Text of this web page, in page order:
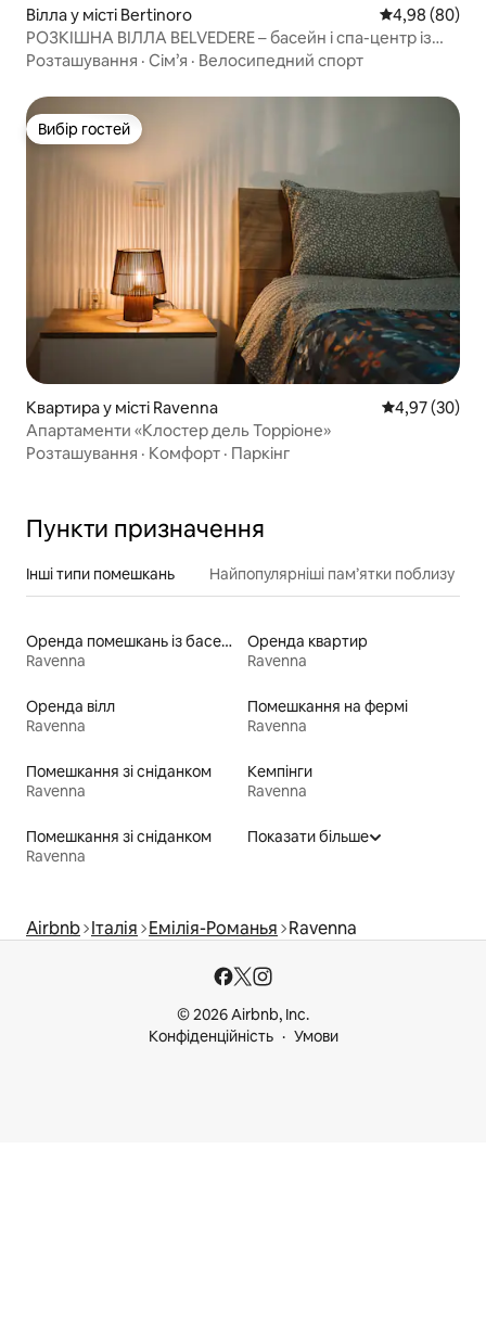
Вілла у місті Bertinoro Середня
4,98 (80)
РОЗКІШНА ВІЛЛА BELVEDERE – басейн і спа-центр із
видом на море
Розташування · Сім’я · Велосипедний спорт
Вибір гостей
Вибір гостей
Квартира у місті Ravenna Середня
4,97 (30)
Апартаменти «Клостер дель Торріоне»
Розташування · Комфорт · Паркінг
Пункти призначення
Інші типи помешкань Найпопулярніші пам’ятки поблизу
Оренда помешкань із басейном
Ravenna
Оренда квартир
Ravenna
Оренда вілл
Ravenna
Помешкання на фермі
Ravenna
Помешкання зі сніданком
Ravenna
Кемпінги
Ravenna
Помешкання зі сніданком
Ravenna
Показати більше
Airbnb Італія Емілія-Романья Ravenna
© 2026 Airbnb, Inc.
Конфіденційність
Умови